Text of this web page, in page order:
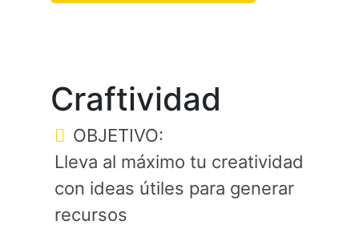
Craftividad
OBJETIVO:
Lleva al máximo tu creatividad
con ideas útiles para generar
recursos